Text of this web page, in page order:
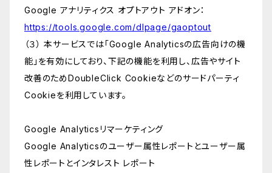
Google アナリティクス オプトアウト アドオン：
https://tools.google.com/dlpage/gaoptout
（３） 本サービスでは「Google Analyticsの広告向けの機
能」を有効にしており、下記の機能を利用し、広告やサイト
改善のためDoubleClick Cookieなどのサードパーティ
Cookieを利用しています。
Google Analyticsリマーケティング
Google Analyticsのユーザー属性レポートとユーザー属
性レポートとインタレスト レポート